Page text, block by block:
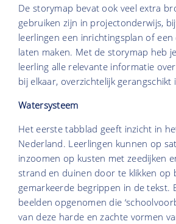
De storymap bevat ook veel extra
gebruiken zijn in projectonderwijs,
leerlingen een inrichtingsplan of een
laten maken. Met de storymap heb
leerling alle relevante informatie
bij elkaar, overzichtelijk gerangschikt
Watersysteem
Het eerste tabblad geeft inzicht in
Nederland. Leerlingen kunnen op
inzoomen op kusten met zeedijken
strand en duinen door te klikken op
gemarkeerde begrippen in de tekst.
beelden opgenomen die
van deze harde en zachte vormen